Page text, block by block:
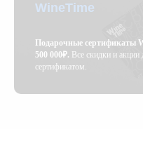
WineTime
Подарочные сертификаты
500 000₽. Все скидки и
сертификатом.